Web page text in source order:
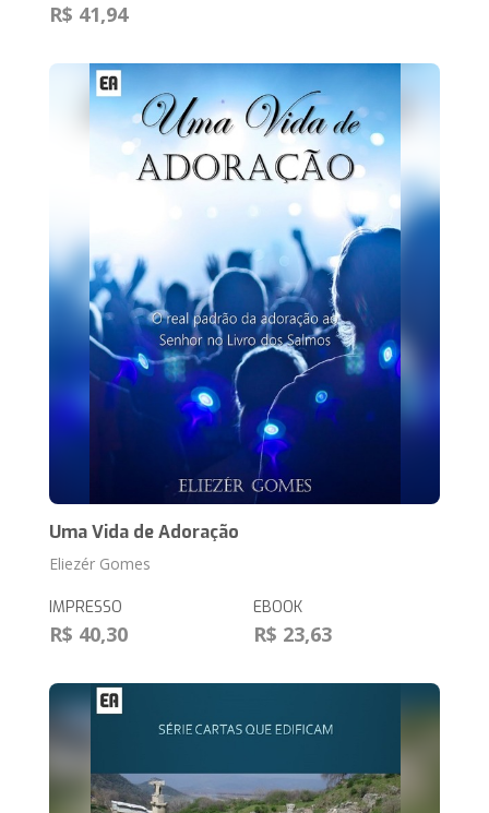
R$ 41,94
Uma Vida de Adoração
Eliezér Gomes
IMPRESSO
R$ 40,30
EBOOK
R$ 23,63